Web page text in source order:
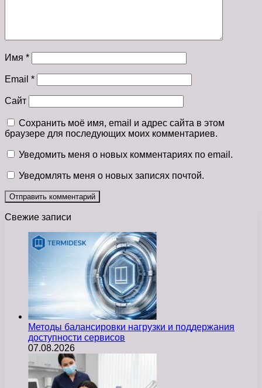
Имя *
Email *
Сайт
Сохранить моё имя, email и адрес сайта в этом
браузере для последующих моих комментариев.
Уведомить меня о новых комментариях по email.
Уведомлять меня о новых записях почтой.
Свежие записи
Методы балансировки нагрузки и поддержания
доступности сервисов
07.08.2026